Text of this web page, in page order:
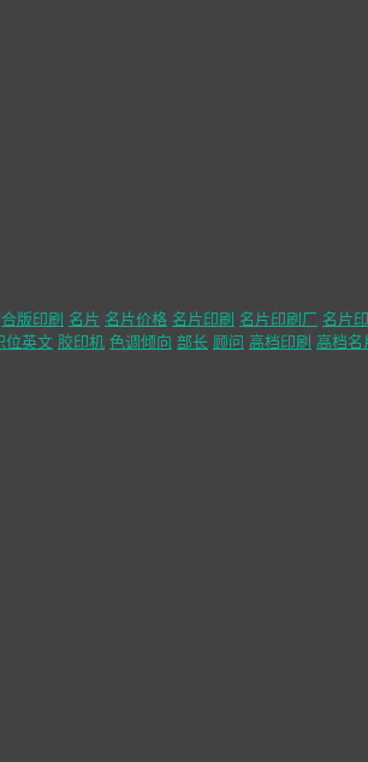
合版印刷 名片 名片价格 名片印刷 名片印刷厂 名片
位英文 胶印机 色调倾向 部长 顾问 高档印刷 高档名